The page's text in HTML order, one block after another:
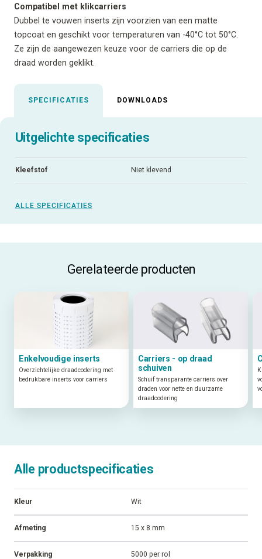
Compatibel met klikcarriers
Dubbel te vouwen inserts zijn voorzien van een matte
topcoat en geschikt voor temperaturen van -40°C tot 50°C.
Ze zijn de aangewezen keuze voor de carriers die op de
draad worden geklikt.
SPECIFICATIES DOWNLOADS
Uitgelichte specificaties
Kleefstof Niet klevend
ALLE SPECIFICATIES
Gerelateerde producten
Enkelvoudige inserts
Overzichtelijke draadcodering met
bedrukbare inserts voor carriers
Carriers - op draad
schuiven
Schuif transparante carriers over
draden voor nette en duurzame
draadcodering
Alle productspecificaties
Kleur Wit
Afmeting 15 x 8 mm
Verpakking 5000 per rol